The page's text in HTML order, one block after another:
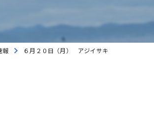
報 ６月２０日（月） アジイサキ